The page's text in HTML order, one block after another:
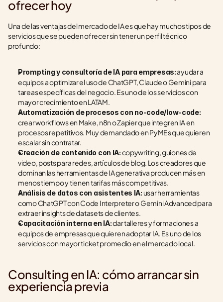
ofrecer hoy
Una de las ventajas del mercado de IA es que hay muchos tipos de
servicios que se pueden ofrecer sin tener un perfil técnico
profundo:
Prompting y consultoría de IA para empresas: ayudar a
equipos a optimizar el uso de ChatGPT, Claude o Gemini para
tareas específicas del negocio. Es uno de los servicios con
mayor crecimiento en LATAM.
Automatización de procesos con no-code/low-code:
crear workflows en Make, n8n o Zapier que integren IA en
procesos repetitivos. Muy demandado en PyMEs que quieren
escalar sin contratar.
Creación de contenido con IA: copywriting, guiones de
video, posts para redes, artículos de blog. Los creadores que
dominan las herramientas de IA generativa producen más en
menos tiempo y tienen tarifas más competitivas.
Análisis de datos con asistentes IA: usar herramientas
como ChatGPT con Code Interpreter o Gemini Advanced para
extraer insights de datasets de clientes.
Capacitación interna en IA: dar talleres y formaciones a
equipos de empresas que quieren adoptar IA. Es uno de los
servicios con mayor ticket promedio en el mercado local.
Consulting en IA: cómo arrancar sin
experiencia previa